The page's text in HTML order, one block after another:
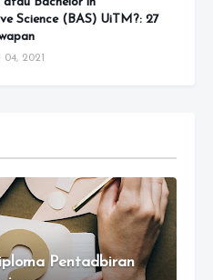
Science (BAS) UiTM?: 27
2021
Pentadbiran